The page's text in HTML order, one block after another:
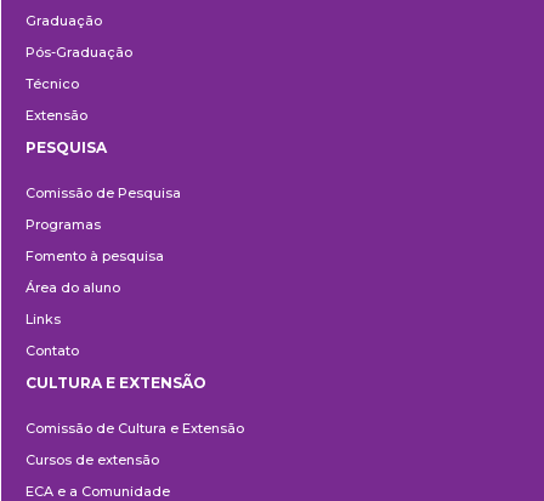
Graduação
Pós-Graduação
Técnico
Extensão
PESQUISA
Comissão de Pesquisa
Programas
Fomento à pesquisa
Área do aluno
Links
Contato
e
Extensão
CULTURA E EXTENSÃO
Comissão de Cultura e Extensão
Cursos de extensão
ECA e a Comunidade